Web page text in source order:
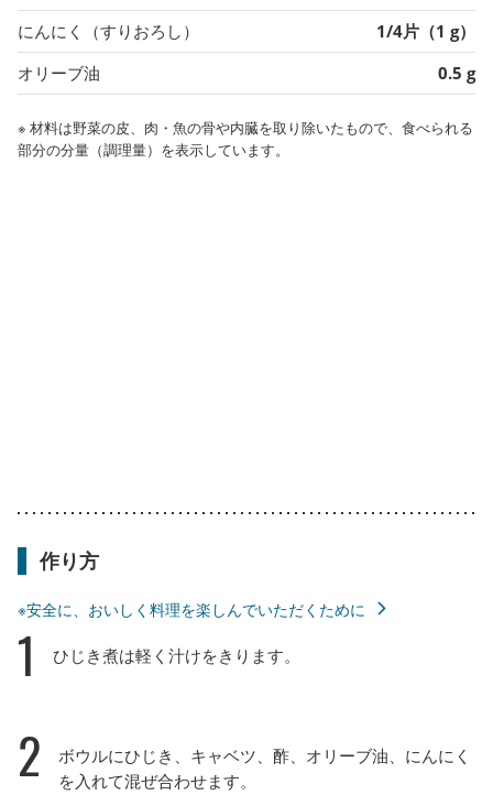
にんにく（すりおろし）
1/4片（1 g）
オリーブ油
0.5 g
※ 材料は野菜の皮、肉・魚の骨や内臓を取り除いたもので、食べられる
部分の分量（調理量）を表示しています。
作り方
※安全に、おいしく料理を楽しんでいただくために
1 ひじき煮は軽く汁けをきります。
2
ボウルにひじき、キャベツ、酢、オリーブ油、にんにく
を入れて混ぜ合わせます。